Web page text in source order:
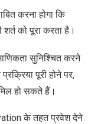
करना होगा कि
को पूरा करता है।
सुनिश्चित करने
पूरी होने पर,
हो सकते हैं।
के तहत प्रवेश देने